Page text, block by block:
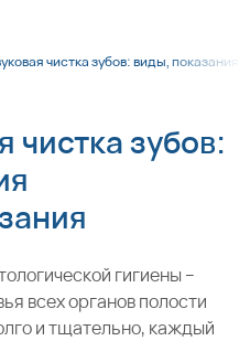
чистка зубов: виды, показания
чистка зубов:
гигиены –
всех органов полости
и тщательно, каждый